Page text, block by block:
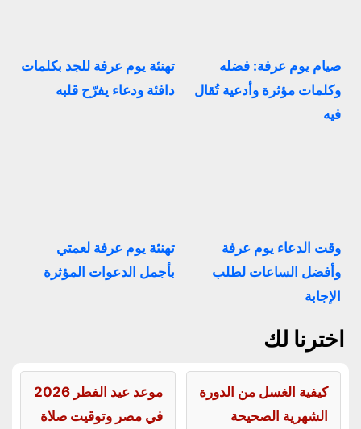
صيام يوم عرفة: فضله
وكلمات مؤثرة وأدعية تُقال
فيه
تهنئة يوم عرفة للجد بكلمات
دافئة ودعاء يفرّح قلبه
وقت الدعاء يوم عرفة
وأفضل الساعات لطلب
الإجابة
تهنئة يوم عرفة لعمتي
بأجمل الدعوات المؤثرة
اخترنا لك
كيفية الغسل من الدورة
الشهرية الصحيحة
موعد عيد الفطر 2026
في مصر وتوقيت صلاة